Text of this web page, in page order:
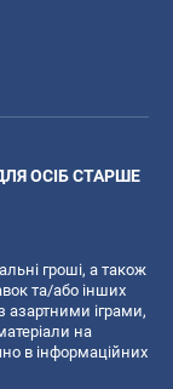
ОСІБ СТАРШЕ
гроші, а також
та/або інших
азартними іграми,
на
в інформаційних